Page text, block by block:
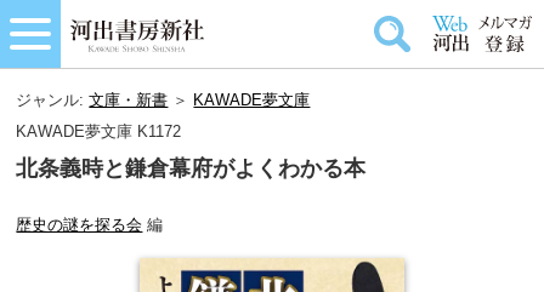
ジャンル:文庫・新書 ＞ KAWADE夢文庫
KAWADE夢文庫 K1172
北条義時と鎌倉幕府がよくわかる本
歴史の謎を探る会 編